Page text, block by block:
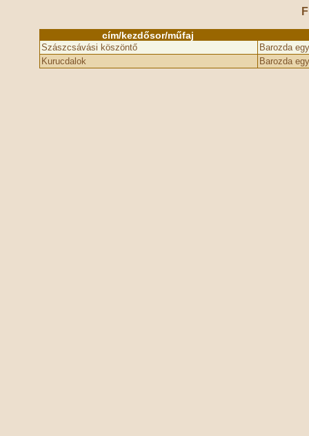
cím/kezdősor/műfaj
Szászcsávási köszöntő
Barozda
Kurucdalok
Barozda